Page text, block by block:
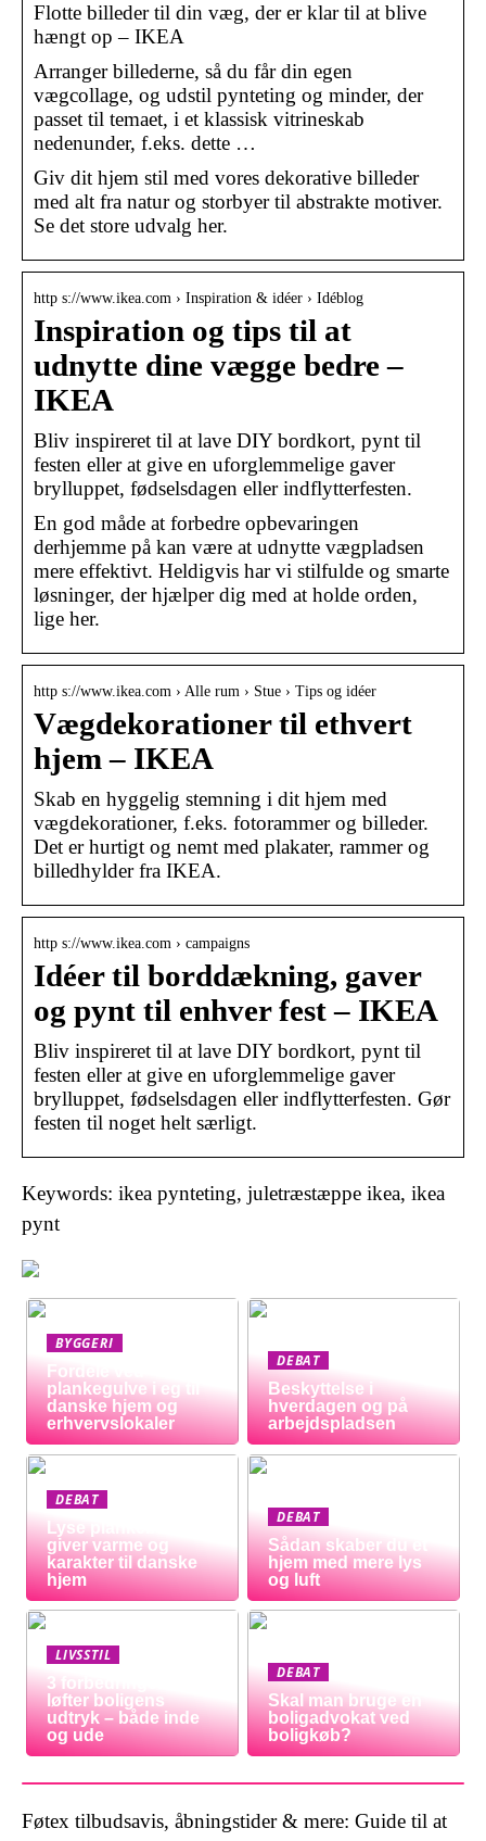
Flotte billeder til din væg, der er klar til at blive
hængt op – IKEA
Arranger billederne, så du får din egen
vægcollage, og udstil pynteting og minder, der
passet til temaet, i et klassisk vitrineskab
nedenunder, f.eks. dette …
Giv dit hjem stil med vores dekorative billeder
med alt fra natur og storbyer til abstrakte motiver.
Se det store udvalg her.
http s://www.ikea.com › Inspiration & idéer › Idéblog
Inspiration og tips til at
udnytte dine vægge bedre –
IKEA
Bliv inspireret til at lave DIY bordkort, pynt til
festen eller at give en uforglemmelige gaver
brylluppet, fødselsdagen eller indflytterfesten.
En god måde at forbedre opbevaringen
derhjemme på kan være at udnytte vægpladsen
mere effektivt. Heldigvis har vi stilfulde og smarte
løsninger, der hjælper dig med at holde orden,
lige her.
http s://www.ikea.com › Alle rum › Stue › Tips og idéer
Vægdekorationer til ethvert
hjem – IKEA
Skab en hyggelig stemning i dit hjem med
vægdekorationer, f.eks. fotorammer og billeder.
Det er hurtigt og nemt med plakater, rammer og
billedhylder fra IKEA.
http s://www.ikea.com › campaigns
Idéer til borddækning, gaver
og pynt til enhver fest – IKEA
Bliv inspireret til at lave DIY bordkort, pynt til
festen eller at give en uforglemmelige gaver
brylluppet, fødselsdagen eller indflytterfesten. Gør
festen til noget helt særligt.
Keywords: ikea pynteting, juletræstæppe ikea, ikea
pynt
BYGGERI
Fordele ved
plankegulve i eg til
danske hjem og
erhvervslokaler
DEBAT
Beskyttelse i
hverdagen og på
arbejdspladsen
DEBAT
Lyse plankeborde
giver varme og
karakter til danske
hjem
DEBAT
Sådan skaber du et
hjem med mere lys
og luft
LIVSSTIL
3 forbedringer der
løfter boligens
udtryk – både inde
og ude
DEBAT
Skal man bruge en
boligadvokat ved
boligkøb?
Føtex tilbudsavis, åbningstider & mere: Guide til at